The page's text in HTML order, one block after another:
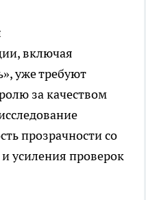
включая
уже требуют
за качеством
прозрачности со
усиления проверок